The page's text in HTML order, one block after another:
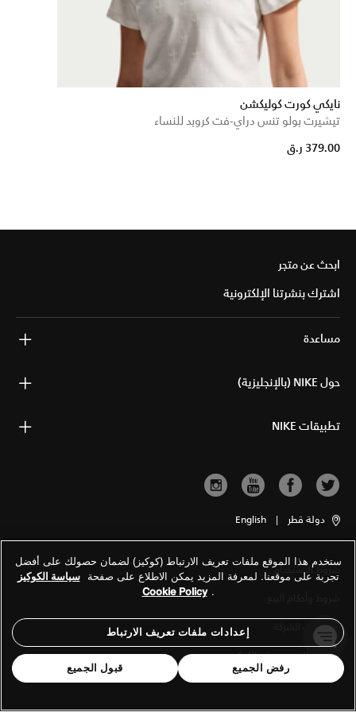
نايكي كورت كوليكشن
تيشيرت بولو تنس دراي-فت كروبد للنساء
379.00 ر.ق
ابحث عن متجر
اشترك بنشرتنا الإلكترونية
مساعدة
حول NIKE (بالإنجليزية)
تطبيقات NIKE
دولة قطر |
English
شروط الاستخدام
معلومات الشركة
سياسة الخصوصية والكوكيز
ستخدم هذا الموقع ملفات تعريف الارتباط (كوكيز) لضمان حصولك على أفضل
تجربة على موقعنا. لمعرفة المزيد يمكن الاطلاع على صفحة سياسة الكوكيز
.
Cookie Policy
إعدادات ملفات تعريف الارتباط
رفض الجميع قبول الجميع